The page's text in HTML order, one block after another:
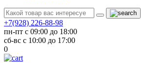
+7(928) 226-88-98
пн-пт с 09:00 до 18:00
сб-вс с 10:00 до 17:00
0